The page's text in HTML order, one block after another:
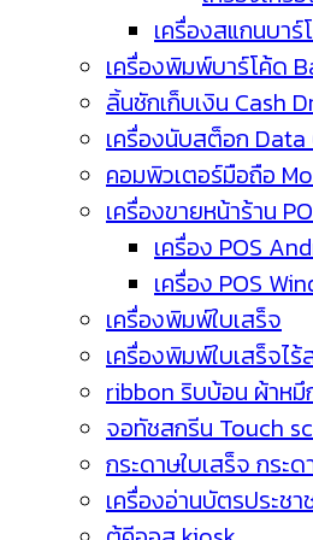
เครื่องสแกนบาร์
เครื่องพิมพ์บาร์โค้ด
ลิ้นชักเก็บเงิน Cash
เครื่องนับสต็อก
คอมพิวเตอร์มือถือ
เครื่องขายหน้าร้าน
เครื่อง POS
เครื่อง POS
เครื่องพิมพ์ใบเสร็จ
เครื่องพิมพ์ใบเสร็จไ
ribbon ริบบ้อน ผ้าห
จอทัชสกรีน Touch
กระดาษใบเสร็จ กระ
เครื่องอ่านบัตรประชา